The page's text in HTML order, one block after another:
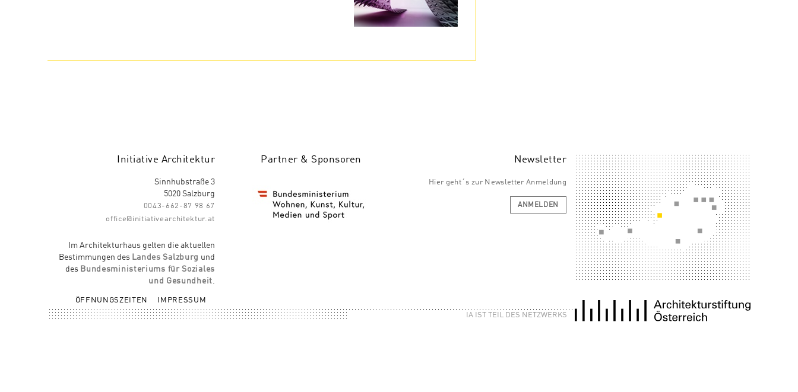
Initiative Architektur
Sinnhubstraße 3
5020 Salzburg
0043-662-87 98 67
office@initiativearchitektur.at
Im Architekturhaus gelten die aktuellen
Bestimmungen des Landes Salzburg und
des Bundesministeriums für Soziales
und Gesundheit.
Partner & Sponsoren Newsletter
Hier geht´s zur Newsletter Anmeldung
ANMELDEN
ÖFFNUNGSZEITEN
IMPRESSUM
IA IST TEIL DES NETZWERKS